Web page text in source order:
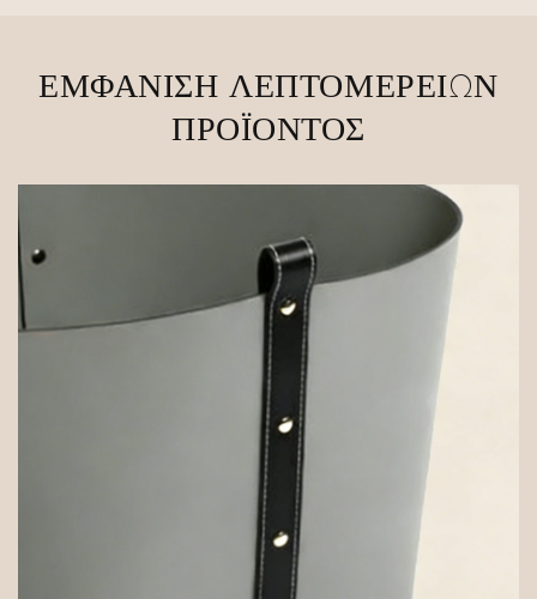
ΕΜΦΆΝΙΣΗ ΛΕΠΤΟΜΕΡΕΙΏΝ
ΠΡΟΪΌΝΤΟΣ